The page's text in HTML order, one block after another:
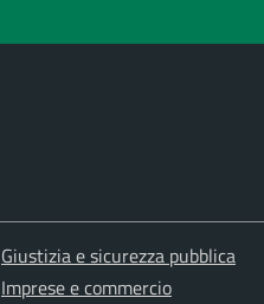
Giustizia e sicurezza pubblica
Imprese e commercio